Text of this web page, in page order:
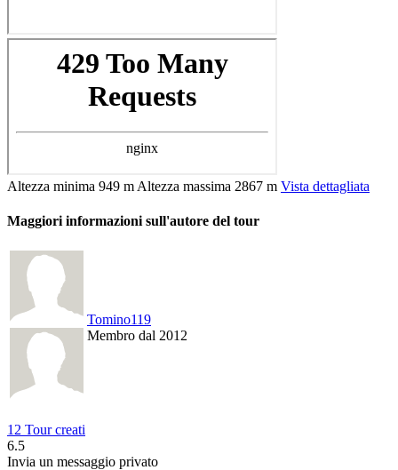
Altezza minima 949 m Altezza massima 2867 m Vista dettagliata
Maggiori informazioni sull'autore del tour
Tomino119
Membro dal 2012
12 Tour creati
6.5
Invia un messaggio privato